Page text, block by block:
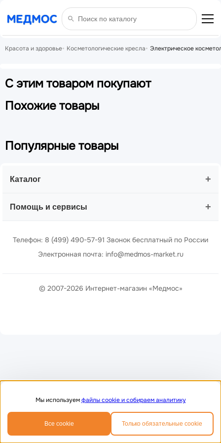
Главная Избранное
0
Корзина Телефон MAX
Красота и здоровье Косметологические кресла Электрическое
С этим товаром покупают
Похожие товары
Популярные товары
Каталог +
Помощь и сервисы +
Телефон: 8 (499) 490-57-91 Звонок бесплатный по России
Электронная почта: info@medmos-market.ru
© 2007-2026 Интернет-магазин «Медмос»
Мы используемфайлы cookie и собираем аналитику
Все cookie Только обязательные cookie